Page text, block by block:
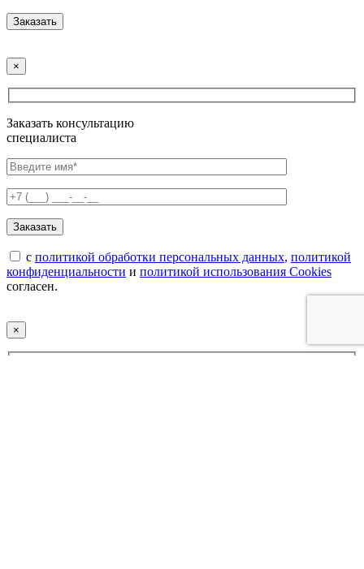
×
Заказать консультацию
специалиста
с политикой обработки персональных данных, политикой
конфиденциальности и политикой использования Cookies
согласен.
×